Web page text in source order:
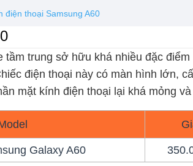
điện thoại Samsung A60
tầm trung sở hữu khá nhiều đặc
điện thoại này có màn hình lớn,
mặt kính điện thoại lại khá mỏng
Galaxy A60